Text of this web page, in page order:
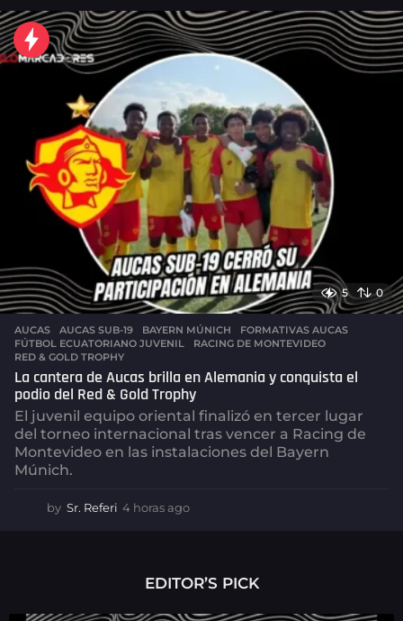
r
a
s
g
o
5 0
AUCAS AUCAS SUB-19 ,BAYERN MÚNICH ,FORMATIVAS AUCAS
FÚTBOL ECUATORIANO JUVENIL
,RACING DE MONTEVIDEO
RED & GOLD TROPHY
La cantera de Aucas brilla en Alemania y conquista el
podio del Red & Gold Trophy
El juvenil equipo oriental finalizó en tercer lugar
del torneo internacional tras vencer a Racing de
Montevideo en las instalaciones del Bayern
Múnich.
by Sr. Referi 4 horas ago
a
s
EDITOR’S PICK